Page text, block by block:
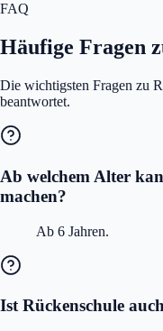
FAQ
Häufige Fragen
Die wichtigsten Fragen zu
beantwortet.
Ab welchem Alter
machen?
Ab 6 Jahren.
Ist Rückenschule